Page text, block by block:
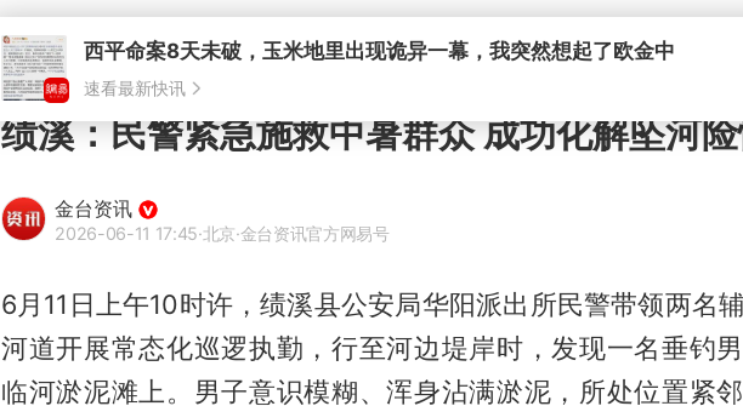
绩溪：民警紧急施救中暑群众 成功化解坠河
金台资讯
2026-06-11 17:45·北京·金台资讯官方网易号
6月11日上午10时许，绩溪县公安局华阳派出所民警带领两名
河道开展常态化巡逻执勤，行至河边堤岸时，发现一名垂钓
临河淤泥滩上。男子意识模糊、浑身沾满淤泥，所处位置紧